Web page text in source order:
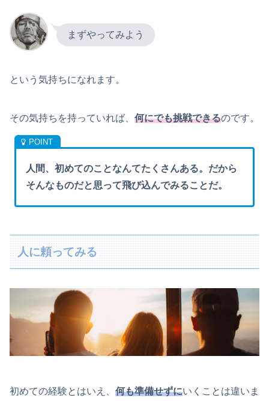
まずやってみよう
という気持ちになれます。
その気持ちを持っていれば、 何にでも挑戦できるのです。
人間、初めてのことなんてたくさんある。だから
そんなものだと思って飛び込んでみることだ。
人に頼ってみる
初めての経験とはいえ、 何も準備せずにいくことは違いま